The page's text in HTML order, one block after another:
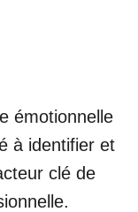
émotionnelle
à identifier et
clé de